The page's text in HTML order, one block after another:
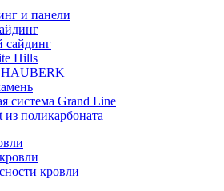
и панели
сайдинг
Hills
HAUBERK
система Grand Line
поликарбоната
кровли